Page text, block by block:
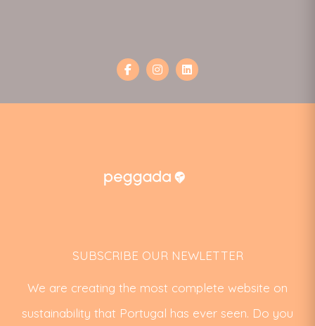
SUBSCRIBE OUR NEWLETTER
We are creating the most complete website on
sustainability that Portugal has ever seen. Do you